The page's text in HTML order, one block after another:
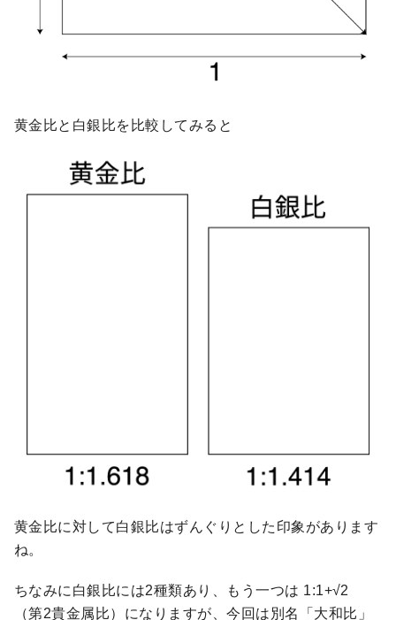
黄金比と白銀比を比較してみると
黄金比に対して白銀比はずんぐりとした印象があります
ね。
ちなみに白銀比には2種類あり、もう一つは 1:1+√2
（第2貴金属比）になりますが、今回は別名「大和比」